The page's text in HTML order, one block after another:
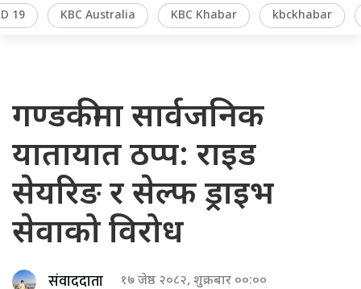
19 KBC Australia KBC Khabar kbckhabar
गण्डकीमा सार्वजनिक
यातायात ठप्प: राइड
सेयरिङ र सेल्फ ड्राइभ
सेवाको विरोध
संवाददाता १७ जेष्ठ २०८२, शुक्रबार ००:००